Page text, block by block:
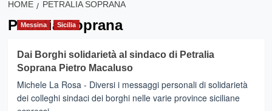
HOME PETRALIA SOPRANA
Petralia Soprana
Messina Sicilia
Dai Borghi solidarietà al sindaco di Petralia
Soprana Pietro Macaluso
Michele La Rosa - Diversi i messaggi personali di solidarietà
dei colleghi sindaci dei borghi nelle varie province siciliane